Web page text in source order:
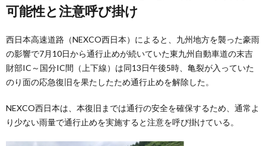
可能性と注意呼び掛け
西日本高速道路（NEXCO西日本）によると、九州地方を襲った豪雨
の影響で7月10日から通行止めが続いていた東九州自動車道の末吉
財部IC～国分IC間（上下線）は同13日午後5時、亀裂が入っていた
のり面の応急復旧を果たしたため通行止めを解除した。
NEXCO西日本は、本復旧までは通行の安全を確保するため、通常よ
り少ない雨量で通行止めを実施すると注意を呼び掛けている。